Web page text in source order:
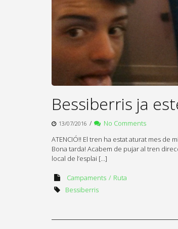
Bessiberris ja
13/07/2016 /
No Comments
ATENCIÓ!! El tren ha estat aturat mes de
Bona tarda! Acabem de pujar al tren
local de l’esplai […]
Campaments
Ruta
Bessiberris